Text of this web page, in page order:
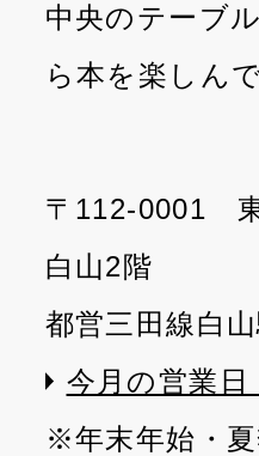
中央のテーブ
ら本を楽しん
〒112-0001
白山2階
都営三田線白
今月の営業日
※年末年始・